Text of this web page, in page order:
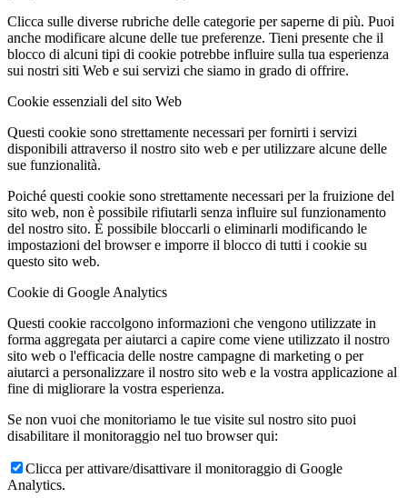
Clicca sulle diverse rubriche delle categorie per saperne di più. Puoi
anche modificare alcune delle tue preferenze. Tieni presente che il
blocco di alcuni tipi di cookie potrebbe influire sulla tua esperienza
sui nostri siti Web e sui servizi che siamo in grado di offrire.
Cookie essenziali del sito Web
Questi cookie sono strettamente necessari per fornirti i servizi
disponibili attraverso il nostro sito web e per utilizzare alcune delle
sue funzionalità.
Poiché questi cookie sono strettamente necessari per la fruizione del
sito web, non è possibile rifiutarli senza influire sul funzionamento
del nostro sito. È possibile bloccarli o eliminarli modificando le
impostazioni del browser e imporre il blocco di tutti i cookie su
questo sito web.
Cookie di Google Analytics
Questi cookie raccolgono informazioni che vengono utilizzate in
forma aggregata per aiutarci a capire come viene utilizzato il nostro
sito web o l'efficacia delle nostre campagne di marketing o per
aiutarci a personalizzare il nostro sito web e la vostra applicazione al
fine di migliorare la vostra esperienza.
Se non vuoi che monitoriamo le tue visite sul nostro sito puoi
disabilitare il monitoraggio nel tuo browser qui:
Clicca per attivare/disattivare il monitoraggio di Google
Analytics.